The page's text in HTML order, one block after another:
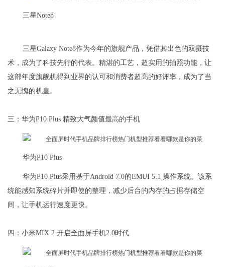
三星Note8
三星Galaxy Note8作为今年的旗舰产品，凭借其出色的双摄技
术，成为了科技先行的代表。精湛的工艺，超实用的拍照功能，让
这部年度旗舰机得到业界的认可和消费者超高的好评率，成为了当
之无愧的机皇。
三：华为P10 Plus 精致大气颜值最高的手机
华为P10 Plus
华为P10 Plus采用基于Android 7.0的EMUI 5.1 操作系统。该系
统能感知系统碎片并即使的整理，减少后台的内存的占据存储空
间，让手机运行速度更快。
四：小米MIX 2 开启全面屏手机2.0时代